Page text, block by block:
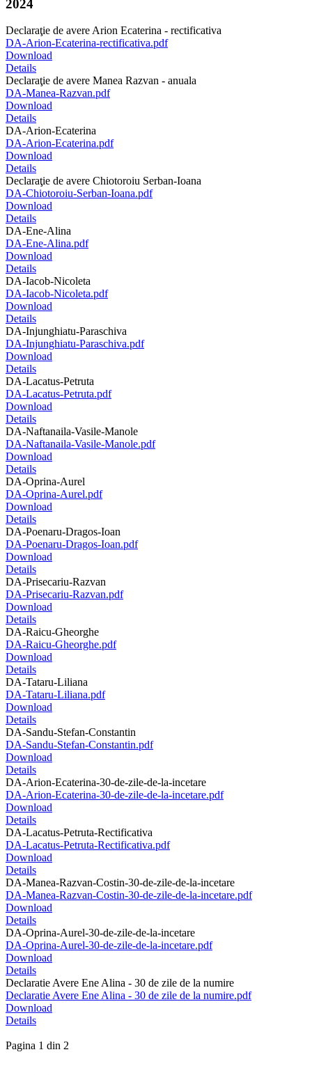
2024
Declaraţie de avere Arion Ecaterina - rectificativa
DA-Arion-Ecaterina-rectificativa.pdf
Download
Details
Declaraţie de avere Manea Razvan - anuala
DA-Manea-Razvan.pdf
Download
Details
DA-Arion-Ecaterina
DA-Arion-Ecaterina.pdf
Download
Details
Declaraţie de avere Chiotoroiu Serban-Ioana
DA-Chiotoroiu-Serban-Ioana.pdf
Download
Details
DA-Ene-Alina
DA-Ene-Alina.pdf
Download
Details
DA-Iacob-Nicoleta
DA-Iacob-Nicoleta.pdf
Download
Details
DA-Injunghiatu-Paraschiva
DA-Injunghiatu-Paraschiva.pdf
Download
Details
DA-Lacatus-Petruta
DA-Lacatus-Petruta.pdf
Download
Details
DA-Naftanaila-Vasile-Manole
DA-Naftanaila-Vasile-Manole.pdf
Download
Details
DA-Oprina-Aurel
DA-Oprina-Aurel.pdf
Download
Details
DA-Poenaru-Dragos-Ioan
DA-Poenaru-Dragos-Ioan.pdf
Download
Details
DA-Prisecariu-Razvan
DA-Prisecariu-Razvan.pdf
Download
Details
DA-Raicu-Gheorghe
DA-Raicu-Gheorghe.pdf
Download
Details
DA-Tataru-Liliana
DA-Tataru-Liliana.pdf
Download
Details
DA-Sandu-Stefan-Constantin
DA-Sandu-Stefan-Constantin.pdf
Download
Details
DA-Arion-Ecaterina-30-de-zile-de-la-incetare
DA-Arion-Ecaterina-30-de-zile-de-la-incetare.pdf
Download
Details
DA-Lacatus-Petruta-Rectificativa
DA-Lacatus-Petruta-Rectificativa.pdf
Download
Details
DA-Manea-Razvan-Costin-30-de-zile-de-la-incetare
DA-Manea-Razvan-Costin-30-de-zile-de-la-incetare.pdf
Download
Details
DA-Oprina-Aurel-30-de-zile-de-la-incetare
DA-Oprina-Aurel-30-de-zile-de-la-incetare.pdf
Download
Details
Declaratie Avere Ene Alina - 30 de zile de la numire
Declaratie Avere Ene Alina - 30 de zile de la numire.pdf
Download
Details
Pagina 1 din 2